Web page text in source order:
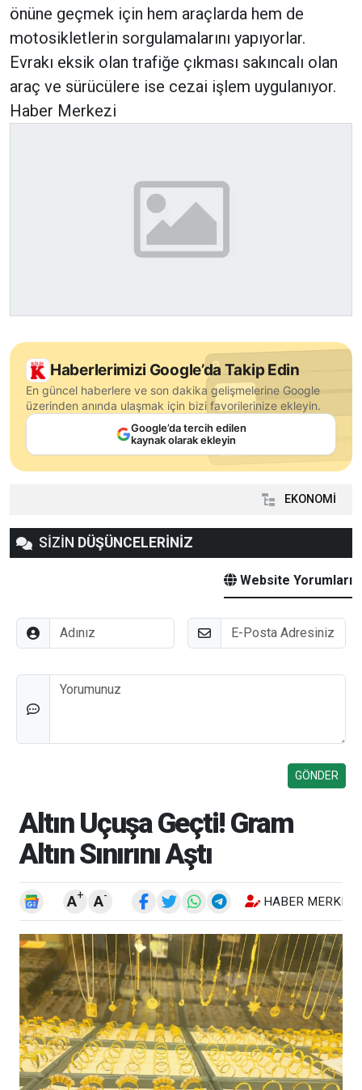
önüne geçmek için hem araçlarda hem de
motosikletlerin sorgulamalarını yapıyorlar.
Evrakı eksik olan trafiğe çıkması sakıncalı olan
araç ve sürücülere ise cezai işlem uygulanıyor.
Haber Merkezi
Haberlerimizi Google’da Takip Edin
En güncel haberlere ve son dakika gelişmelerine Google
üzerinden anında ulaşmak için bizi favorilerinize ekleyin.
Google’da tercih edilen
kaynak olarak ekleyin
EKONOMİ
SİZİN DÜŞÜNCELERİNİZ
Website Yorumları
Adınız E-Posta
Düşünceleriniz
Altın Uçuşa Geçti! Gram
Altın Sınırını Aştı
A+ A- HABER MERKEZI